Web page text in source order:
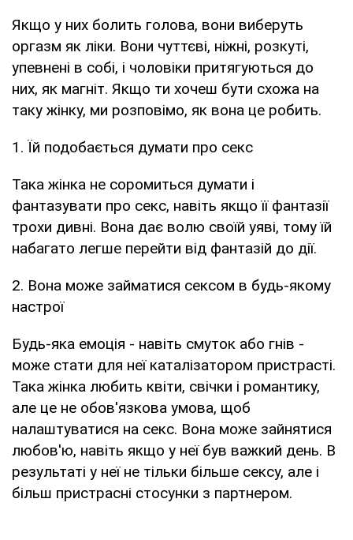
Якщо у них болить голова, вони виберуть
оргазм як ліки. Вони чуттєві, ніжні, розкуті,
упевнені в собі, і чоловіки притягуються до
них, як магніт. Якщо ти хочеш бути схожа на
таку жінку, ми розповімо, як вона це робить.
1. Їй подобається думати про секс
Така жінка не соромиться думати і
фантазувати про секс, навіть якщо її фантазії
трохи дивні. Вона дає волю своїй уяві, тому їй
набагато легше перейти від фантазій до дії.
2. Вона може займатися сексом в будь-якому
настрої
Будь-яка емоція - навіть смуток або гнів -
може стати для неї каталізатором пристрасті.
Така жінка любить квіти, свічки і романтику,
але це не обов'язкова умова, щоб
налаштуватися на секс. Вона може зайнятися
любов'ю, навіть якщо у неї був важкий день. В
результаті у неї не тільки більше сексу, але і
більш пристрасні стосунки з партнером.